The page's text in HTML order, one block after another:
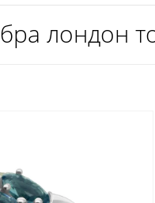
лондон